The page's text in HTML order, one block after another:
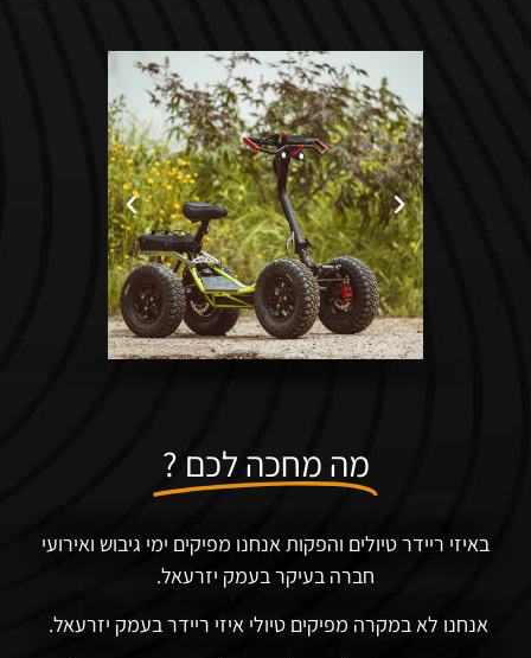
מה מחכה לכם ?
באיזי ריידר טיולים והפקות אנחנו מפיקים ימי גיבוש ואירועי
חברה בעיקר בעמק יזרעאל.
אנחנו לא במקרה מפיקים טיולי איזי ריידר בעמק יזרעאל.